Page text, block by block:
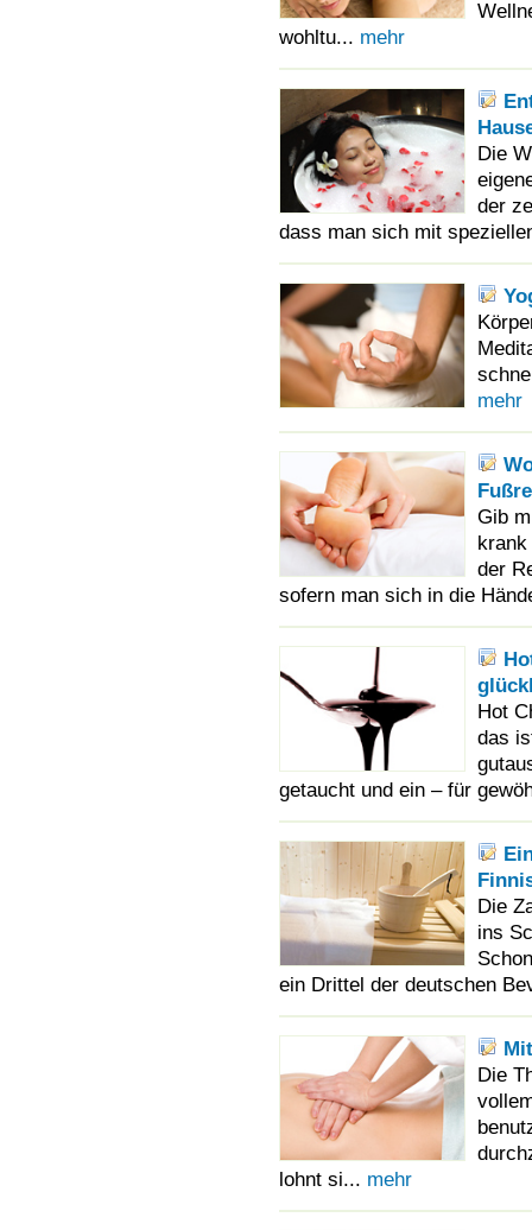
wohltu... mehr
Die
der
dass man sich mit
mehr
Gib
der
sofern man sich in die
Hot
das
getaucht und ein – für
Die
ins
ein Drittel der deutschen
Die
lohnt si... mehr